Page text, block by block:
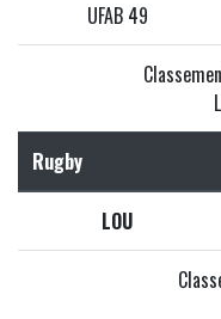
UFAB 49
Rugby
LOU